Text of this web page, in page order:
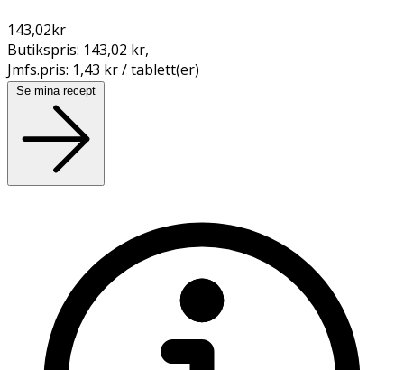
143,02kr
Butikspris: 143,02 kr,
Jmfs.pris: 1,43 kr / tablett(er)
Se mina recept